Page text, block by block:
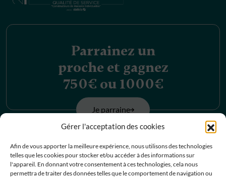
Gérer l'acceptation des cookies
Afin de vous apporter la meilleure expérience, nous utilisons des technologies
telles que les cookies pour stocker et/ou accéder à des informations sur
l'appareil. En donnant votre consentement à ces technologies, cela nous
permettra de traiter des données telles que le comportement de navigation ou
Parrainez un
proche et gagnez
750€ ou 1000€
Je parraine
Découvrez nos
offres d’emplois